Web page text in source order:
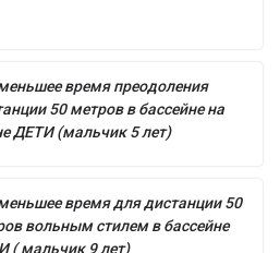
время преодоления
50 метров в бассейне на
ДЕТИ (мальчик 5 лет)
время для дистанции 50
вольным стилем в бассейне
( мальчик 9 лет)